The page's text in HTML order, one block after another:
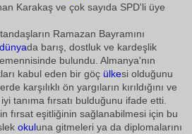
Karakaş ve çok sayıda SPD'li üye
Ramazan Bayramını
dünyada barış, dostluk ve kardeşlik
bulundu. Almanya'nın
kabul eden bir göç ülkesi olduğunu
karşılıklı ön yargıların kırıldığını ve
tanıma fırsatı bulduğunu ifade etti.
fırsat eşitliğinin sağlanabilmesi için bu
okuluna gitmeleri ya da diplomalarını